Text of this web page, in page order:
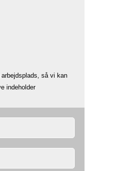
så vi kan
indeholder